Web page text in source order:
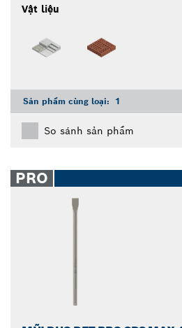
Vật liệu
Sản phẩm cùng loại: 1
So sánh sản phẩm
PRO